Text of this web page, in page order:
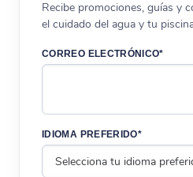
Recibe promociones, guías y
el cuidado del agua y tu
CORREO ELECTRÓNICO*
IDIOMA PREFERIDO*